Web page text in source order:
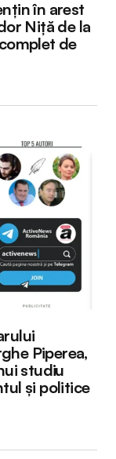
în arest
Niță de la
de
Piperea,
studiu
și politice